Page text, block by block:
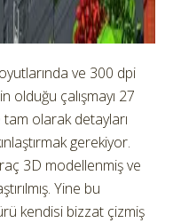
ve 300 dpi
olduğu çalışmayı 27
tam olarak detayları
gerekiyor.
3D modellenmiş ve
Yine bu
kendisi bizzat çizmiş